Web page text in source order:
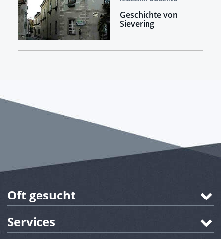
Geschichte von
Sievering
Oft gesucht
Services